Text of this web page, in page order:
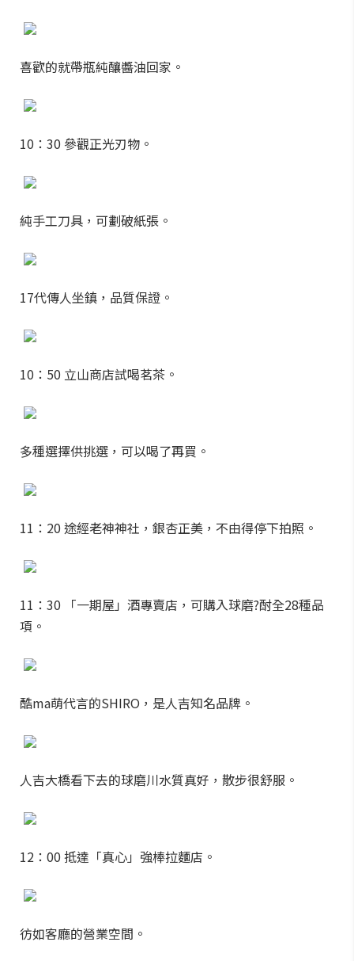
喜歡的就帶瓶純釀醬油回家。
10：30 參觀正光刃物。
純手工刀具，可劃破紙張。
17代傳人坐鎮，品質保證。
10：50 立山商店試喝茗茶。
多種選擇供挑選，可以喝了再買。
11：20 途經老神神社，銀杏正美，不由得停下拍照。
11：30 「一期屋」酒專賣店，可購入球磨?酎全28種品
項。
酷ma萌代言的SHIRO，是人吉知名品牌。
人吉大橋看下去的球磨川水質真好，散步很舒服。
12：00 抵達「真心」強棒拉麵店。
彷如客廳的營業空間。